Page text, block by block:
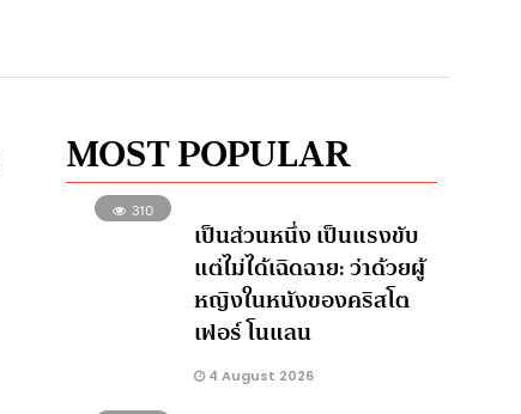
MOST POPULAR
310
เป็นส่วนหนึ่ง เป็นแรงขับ
แต่ไม่ได้เฉิดฉาย: ว่าด้วยผู้
หญิงในหนังของคริสโต
เฟอร์ โนแลน
4 August 2026